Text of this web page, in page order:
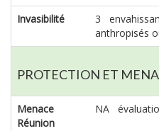
Invasibilité
3
anthropisés
PROTECTION ET
Menace
Réunion
NA